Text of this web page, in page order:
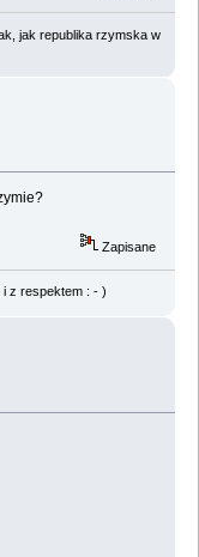
jak republika rzymska w
Zapisane
i z respektem : - )